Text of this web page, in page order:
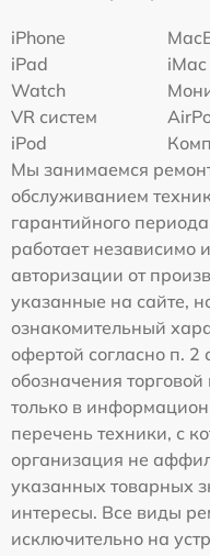
iPhone
iPad
iMac
Watch
VR систем
iPod
Мы занимаемся
обслуживанием
гарантийного
работает независимо
авторизации от
указанные на сайте,
ознакомительный
офертой согласно п.
обозначения
только в
перечень техники, с
организация не
указанных товарных
интересы. Все виды
исключительно на